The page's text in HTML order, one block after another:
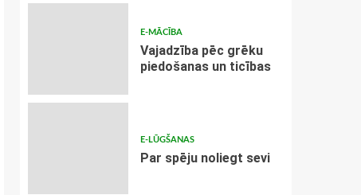
E-MĀCĪBA
Vajadzība pēc grēku
piedošanas un ticības
E-LŪGŠANAS
Par spēju noliegt sevi